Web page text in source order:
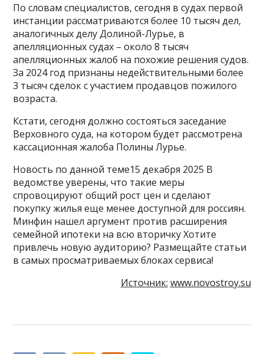
По словам специалистов, сегодня в судах первой
инстанции рассматриваются более 10 тысяч дел,
аналогичных делу Долиной-Лурье, в
апелляционных судах – около 8 тысяч
апелляционных жалоб на похожие решения судов.
За 2024 год признаны недействительными более
3 тысяч сделок с участием продавцов пожилого
возраста.
Кстати, сегодня должно состояться заседание
Верховного суда, на котором будет рассмотрена
кассационная жалоба Полины Лурье.
Новость по данной теме15 декабря 2025 В
ведомстве уверены, что такие меры
спровоцируют общий рост цен и сделают
покупку жилья еще менее доступной для россиян.
Минфин нашел аргумент против расширения
семейной ипотеки на всю вторичку Хотите
привлечь новую аудиторию? Размещайте статьи
в самых просматриваемых блоках сервиса!
Источник: www.novostroy.su